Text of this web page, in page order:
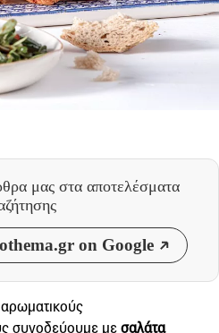
μας στα αποτελέσματα
on Google
συνοδεύουμε μεσαλάτα